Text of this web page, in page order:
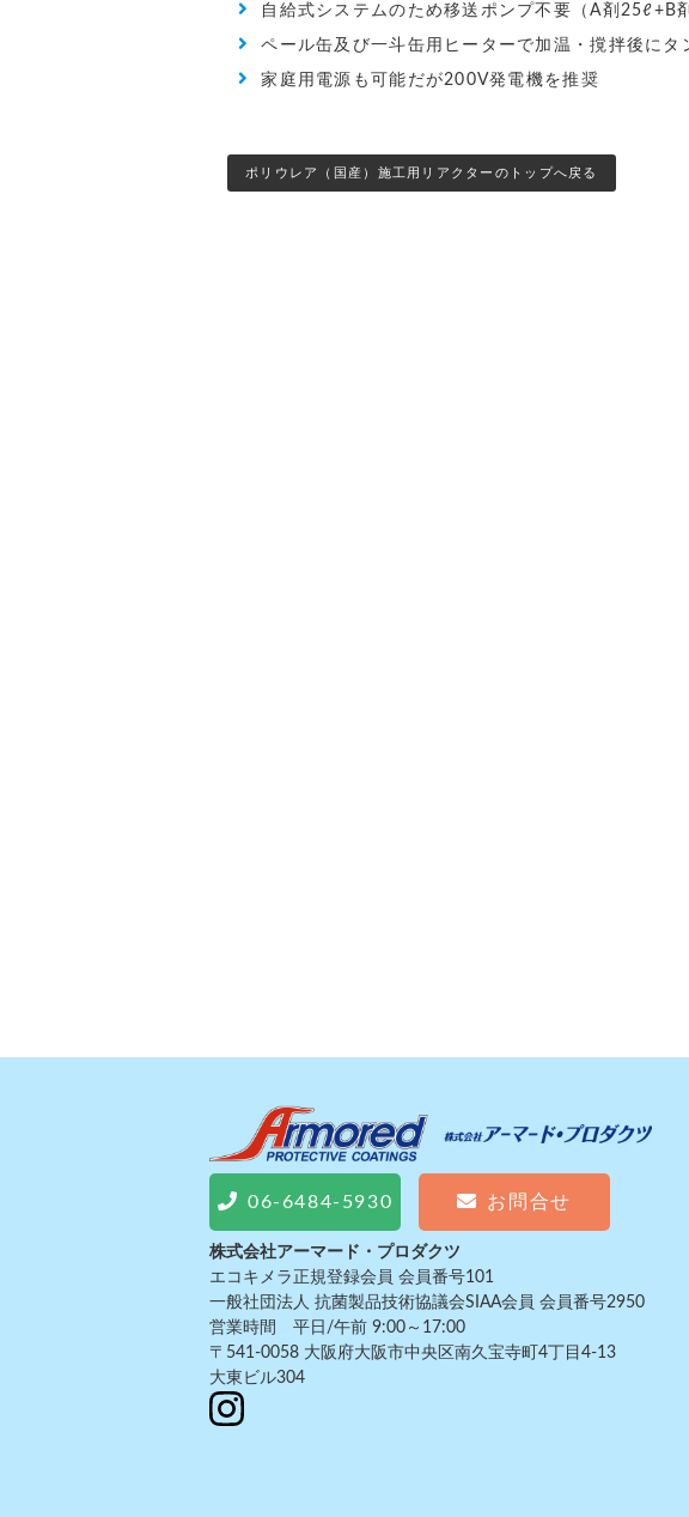
自給式システムのため移送ポンプ不要（A剤25ℓ+B
ペール缶及び一斗缶用ヒーターで加温・撹拌後にタ
家庭用電源も可能だが200V発電機を推奨
ポリウレア（国産）施工用リアクターのトップへ戻る
06-6484-5930 お問合せ
株式会社アーマード・プロダクツ
エコキメラ正規登録会員 会員番号101
一般社団法人 抗菌製品技術協議会SIAA会員 会員番号2950
営業時間 平日/午前 9:00～17:00
〒541-0058 大阪府大阪市中央区南久宝寺町4丁目4-13
大東ビル304